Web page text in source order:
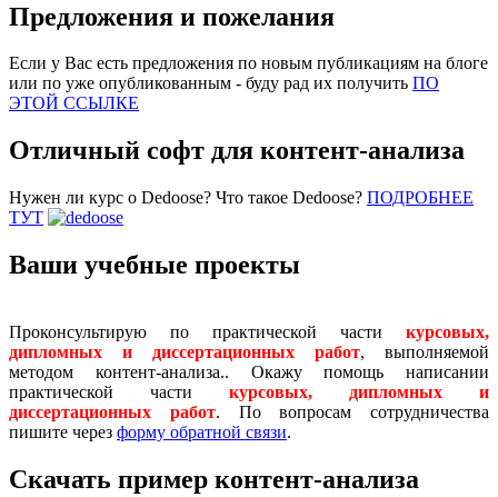
Предложения и пожелания
Если у Вас есть предложения по новым публикациям на блоге
или по уже опубликованным - буду рад их получить ПО
ЭТОЙ ССЫЛКЕ
Отличный софт для контент-анализа
Нужен ли курс о Dedoose? Что такое Dedoose? ПОДРОБНЕЕ
ТУТ
Ваши учебные проекты
Проконсультирую по практической части курсовых,
дипломных и диссертационных работ, выполняемой
методом контент-анализа.. Окажу помощь написании
практической части курсовых, дипломных и
диссертационных работ. По вопросам сотрудничества
пишите через форму обратной связи.
Скачать пример контент-анализа